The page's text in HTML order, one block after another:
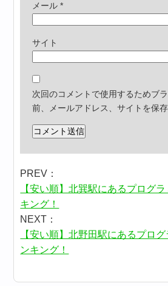
メール*
サイト
次回のコメントで使用するためブ
前、メールアドレス、サイトを保存
PREV：
【安い順】北巽駅にあるプログ
キング！
NEXT：
【安い順】北野田駅にあるプロ
ンキング！